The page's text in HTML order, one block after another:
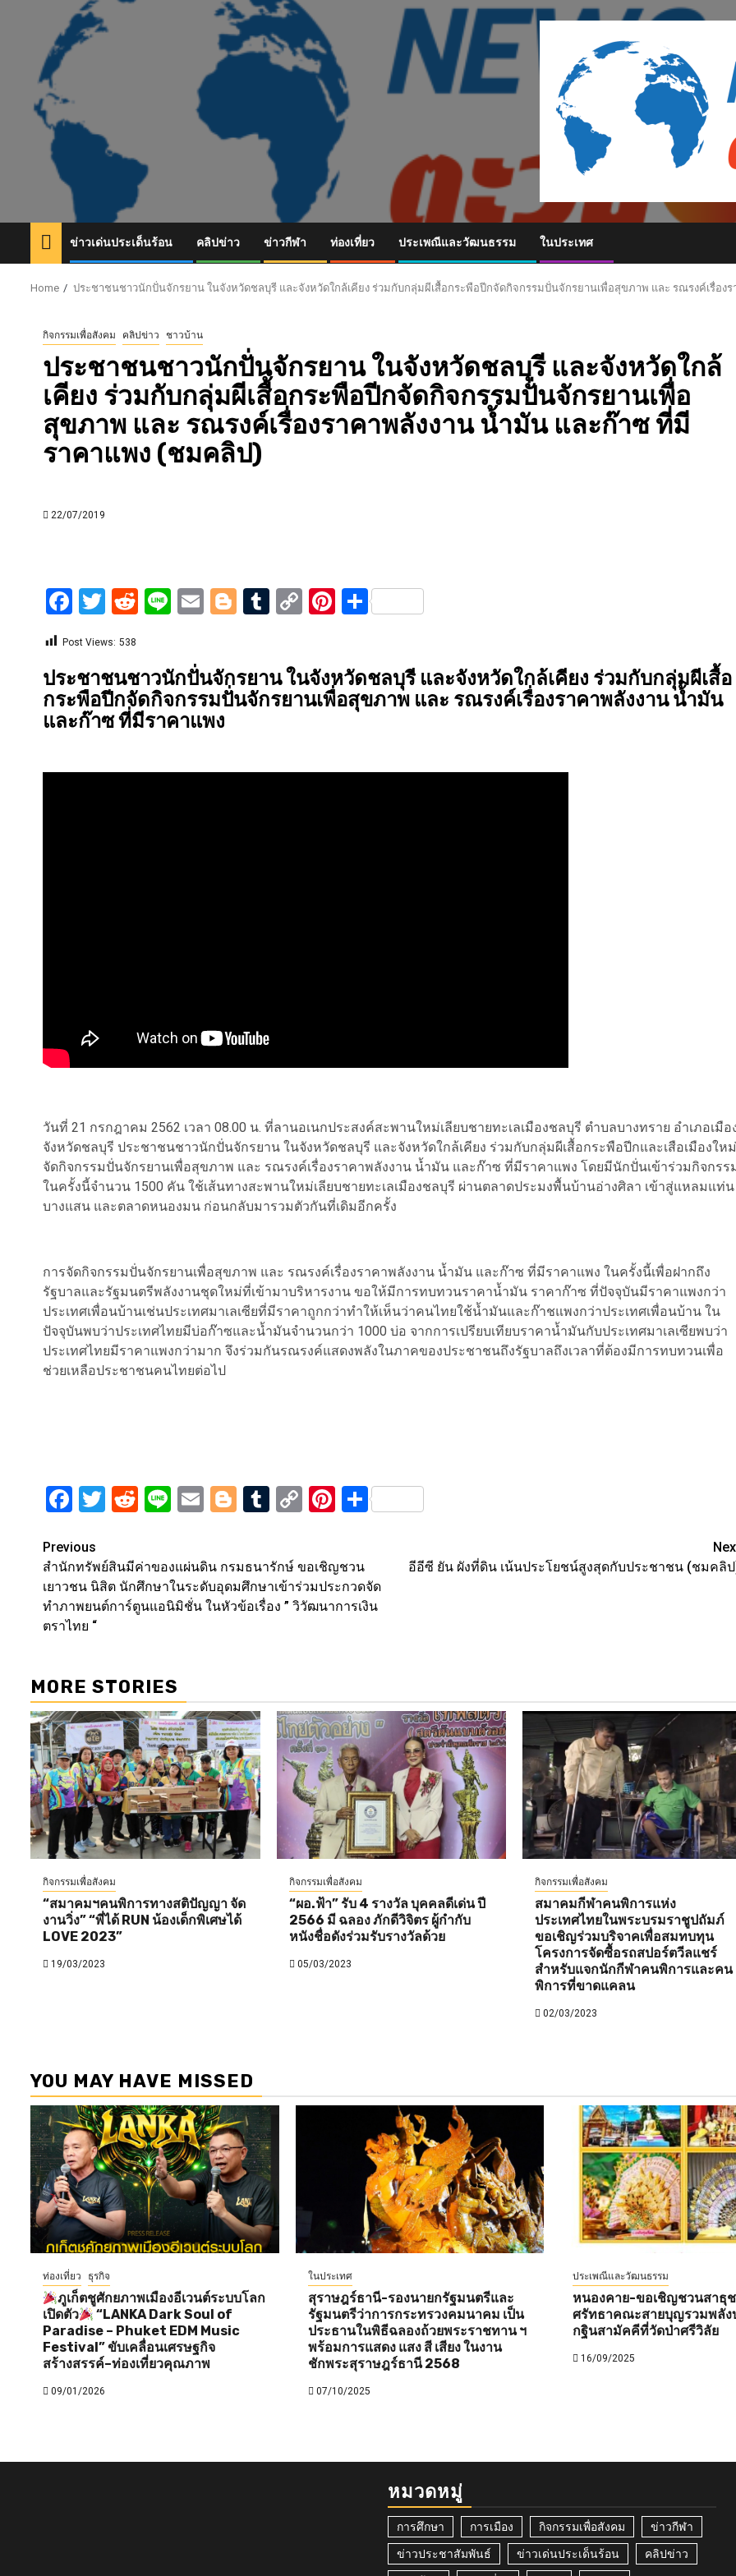
ข่าวเด่นประเด็นร้อน คลิปข่าว ข่าวกีฬา ท่องเที่ยว ประเพณีและวัฒนธรรม ในประเทศ
Home ประชาชนชาวนักปั่นจักรยาน ในจังหวัดชลบุรี และจังหวัดใกล้เคียง ร่วมกับกลุ่มผีเสื้อกระพือปีกจัดกิจกรรมปั่นจักรยานเพื่อสุขภาพ และ รณรงค์เรื่อ
กิจกรรมเพื่อสังคม คลิปข่าว ชาวบ้าน
ประชาชนชาวนักปั่นจักรยาน ในจังหวัดชลบุรี และจังหวัดใกล้
เคียง ร่วมกับกลุ่มผีเสื้อกระพือปีกจัดกิจกรรมปั่นจักรยานเพื่อ
สุขภาพ และ รณรงค์เรื่องราคาพลังงาน น้ำมัน และก๊าซ ที่มี
ราคาแพง (ชมคลิป)
22/07/2019
Facebook
Twitter
Reddit
LineEmailBlogger
Tumblr
CopyPinterest
Share
Post Views: 538
ประชาชนชาวนักปั่นจักรยาน ในจังหวัดชลบุรี และจังหวัดใกล้เคียง ร่วมกับกลุ่มผีเสื้อ
กระพือปีกจัดกิจกรรมปั่นจักรยานเพื่อสุขภาพ และ รณรงค์เรื่องราคาพลังงาน น้ำมัน
และก๊าซ ที่มีราคาแพง
วันที่ 21 กรกฎาคม 2562 เวลา 08.00 น. ที่ลานอเนกประสงค์สะพานใหม่เลียบชายทะเลเมืองชลบุรี ตำบลบางทราย อำเภอเมือ
จังหวัดชลบุรี ประชาชนชาวนักปั่นจักรยาน ในจังหวัดชลบุรี และจังหวัดใกล้เคียง ร่วมกับกลุ่มผีเสื้อกระพือปีกและเสือเมืองใหม่
จัดกิจกรรมปั่นจักรยานเพื่อสุขภาพ และ รณรงค์เรื่องราคาพลังงาน น้ำมัน และก๊าซ ที่มีราคาแพง โดยมีนักปั่นเข้าร่วมกิจกรร
ในครั้งนี้จำนวน 1500 คัน ใช้เส้นทางสะพานใหม่เลียบชายทะเลเมืองชลบุรี ผ่านตลาดประมงพื้นบ้านอ่างศิลา เข้าสู่แหลมแท่น
บางแสน และตลาดหนองมน ก่อนกลับมารวมตัวกันที่เดิมอีกครั้ง
การจัดกิจกรรมปั่นจักรยานเพื่อสุขภาพ และ รณรงค์เรื่องราคาพลังงาน น้ำมัน และก๊าซ ที่มีราคาแพง ในครั้งนี้เพื่อฝากถึง
รัฐบาลและรัฐมนตรีพลังงานชุดใหม่ที่เข้ามาบริหารงาน ขอให้มีการทบทวนราคาน้ำมัน ราคาก๊าซ ที่ปัจจุบันมีราคาแพงกว่า
ประเทศเพื่อนบ้านเช่นประเทศมาเลเซียที่มีราคาถูกกว่าทำให้เห็นว่าคนไทยใช้น้ำมันและก๊าชแพงกว่าประเทศเพื่อนบ้าน ใน
ปัจจุบันพบว่าประเทศไทยมีบ่อก๊าซและน้ำมันจำนวนกว่า 1000 บ่อ จากการเปรียบเทียบราคาน้ำมันกับประเทศมาเลเซียพบว่า
ประเทศไทยมีราคาแพงกว่ามาก จึงร่วมกันรณรงค์แสดงพลังในภาคของประชาชนถึงรัฐบาลถึงเวลาที่ต้องมีการทบทวนเพื่อ
ช่วยเหลือประชาชนคนไทยต่อไป
Facebook
Twitter
Reddit
LineEmailBlogger
Tumblr
CopyPinterest
Share
Post
navigation
Previous
สำนักทรัพย์สินมีค่าของแผ่นดิน​ กรมธนารักษ์​ ขอเชิญชวน
เยาวชน​ นิสิต​ นักศึกษาในระดับอุดมศึกษา​เข้าร่วมประกวดจัด
ทำภาพยนต์การ์ตูนแอนิมิชั่น​ ในหัวข้อเรื่อง​ ” วิวัฒนาการเงิน
ตราไทย​ “
อีอีซี ยัน ผังที่ดิน เน้นประโยชน์สูงสุดกับประชาชน (ชมคลิ
MORE STORIES
กิจกรรมเพื่อสังคม
“สมาคมฯคนพิการทางสติปัญญา จัด
งานวิ่ง” “พี่ได้ RUN น้องเด็กพิเศษได้
LOVE 2023”
19/03/2023
กิจกรรมเพื่อสังคม
“ผอ.ฟ้า” รับ 4 รางวัล บุคคลดีเด่น ปี
2566 มี ฉลอง ภักดีวิจิตร ผู้กำกับ
หนังชื่อดังร่วมรับรางวัลด้วย
05/03/2023
กิจกรรมเพื่อสังคม
สมาคมกีฬาคนพิการแห่ง
ประเทศไทยในพระบรมราชูปถัมภ์
ขอเชิญร่วมบริจาคเพื่อสมทบทุน
โครงการจัดซื้อรถสปอร์ตวีลแชร์
สำหรับแจกนักกีฬาคนพิการและคน
พิการที่ขาดแคลน
02/03/2023
YOU MAY HAVE MISSED
ท่องเที่ยว ธุรกิจ
ภูเก็ตชูศักยภาพเมืองอีเวนต์ระบบโลก
เปิดตัว
“LANKA Dark Soul of
Paradise – Phuket EDM Music
Festival” ขับเคลื่อนเศรษฐกิจ
สร้างสรรค์–ท่องเที่ยวคุณภาพ
09/01/2026
ในประเทศ
สุราษฎร์ธานี-รองนายกรัฐมนตรีและ
รัฐมนตรีว่าการกระทรวงคมนาคม เป็น
ประธานในพิธีฉลองถ้วยพระราชทาน ฯ
พร้อมการแสดง แสง สี เสียง ในงาน
ชักพระสุราษฎร์ธานี 2568
07/10/2025
ประเพณีและวัฒนธรรม
หนองคาย-ขอเชิญชวนสาธุ
ศรัทธาคณะสายบุญรวมพลั
กฐินสามัคคีที่วัดป่าศรีวิลัย
16/09/2025
หมวดหมู่
การศึกษา การเมือง กิจกรรมเพื่อสังคม ข่าวกีฬา
ข่าวประชาสัมพันธ์ ข่าวเด่นประเด็นร้อน คลิปข่าว